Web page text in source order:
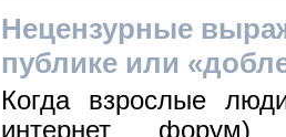
Нецензурные
публике или
Когда взрослые
интернет форум)